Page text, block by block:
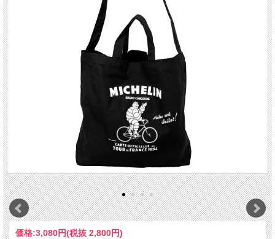
価格:3,080円(税抜 2,800円)